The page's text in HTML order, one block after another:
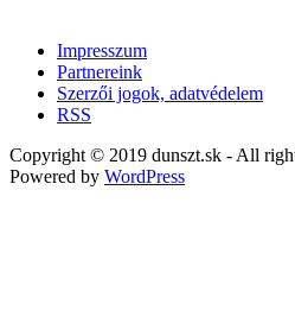
Impresszum
Partnereink
Szerzői jogok, adatvédelem
RSS
Copyright © 2019 dunszt.sk - All
Powered by WordPress